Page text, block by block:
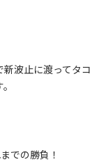
波止に渡ってタコ
での勝負！